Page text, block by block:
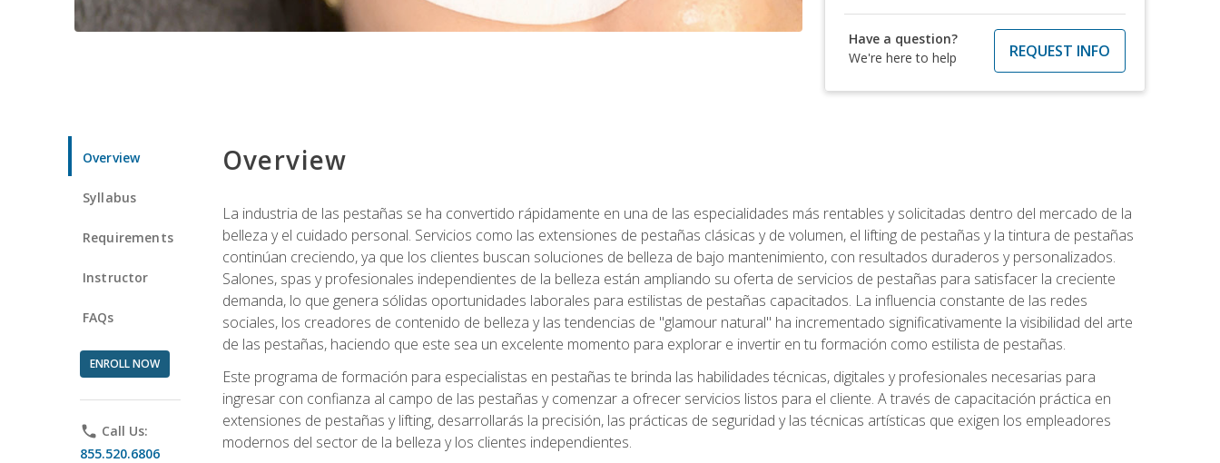
Have a question?
We're here to help
REQUEST INFO
Overview
Syllabus
Requirements
Instructor
FAQs
ENROLL NOW
phone Call Us:
855.520.6806
Overview
La industria de las pestañas se ha convertido rápidamente en una de las especialidades más rentables y solicitadas dentro del mercado de la
belleza y el cuidado personal. Servicios como las extensiones de pestañas clásicas y de volumen, el lifting de pestañas y la tintura de pestañas
continúan creciendo, ya que los clientes buscan soluciones de belleza de bajo mantenimiento, con resultados duraderos y personalizados.
Salones, spas y profesionales independientes de la belleza están ampliando su oferta de servicios de pestañas para satisfacer la creciente
demanda, lo que genera sólidas oportunidades laborales para estilistas de pestañas capacitados. La influencia constante de las redes
sociales, los creadores de contenido de belleza y las tendencias de "glamour natural" ha incrementado significativamente la visibilidad del arte
de las pestañas, haciendo que este sea un excelente momento para explorar e invertir en tu formación como estilista de pestañas.
Este programa de formación para especialistas en pestañas te brinda las habilidades técnicas, digitales y profesionales necesarias para
ingresar con confianza al campo de las pestañas y comenzar a ofrecer servicios listos para el cliente. A través de capacitación práctica en
extensiones de pestañas y lifting, desarrollarás la precisión, las prácticas de seguridad y las técnicas artísticas que exigen los empleadores
modernos del sector de la belleza y los clientes independientes.